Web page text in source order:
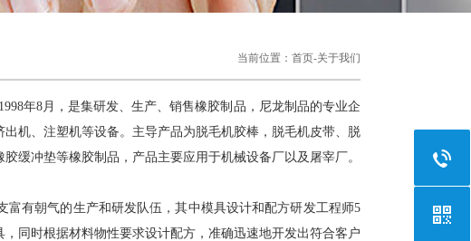
当前位置： 首页-关于我们
年8月，是集研发、生产、销售橡胶制品，尼龙制品的专业企
机、注塑机等设备。主导产品为脱毛机胶棒 ，脱毛机皮带、脱
缓冲垫等橡胶制品，产品主要应用于机械设备厂以及屠宰厂。
有朝气的生产和研发队伍，其中模具设计和配方研发工程师5
同时根据材料物性要求设计配方，准确迅速地开发出符合客户